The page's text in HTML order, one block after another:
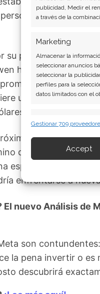
publicidad, Medir el
a través de la
Marketing
Almacenar la
seleccionar anuncios
seleccionar la
perfiles para la
datos limitados con el
información
Garantizar la
fallos, Ofrecer y
Gestionar 709
Accept
por lo que
su parte, se
han reiterado
un apreciable
por acción.
informe de
que trace hacia la
espiral de costes sin
enfrentarse a
El nuevo Análisis de
son
la pena invertir o es
descubrirá